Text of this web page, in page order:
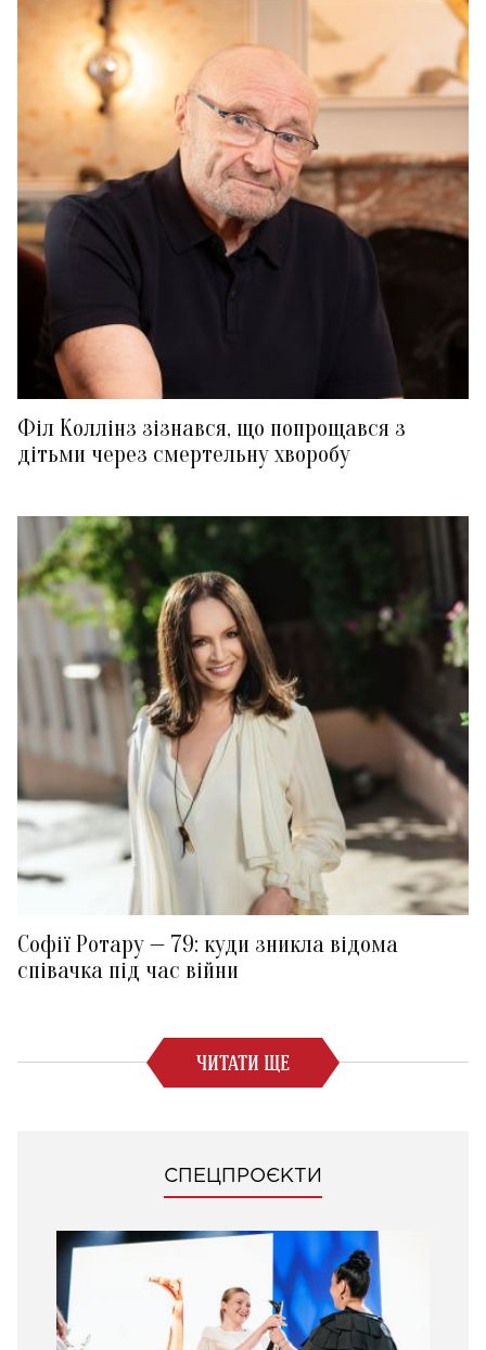
Філ Коллінз зізнався, що попрощався з
дітьми через смертельну хворобу
Софії Ротару — 79: куди зникла відома
співачка під час війни
ЧИТАТИ ЩЕ
СПЕЦПРОЄКТИ